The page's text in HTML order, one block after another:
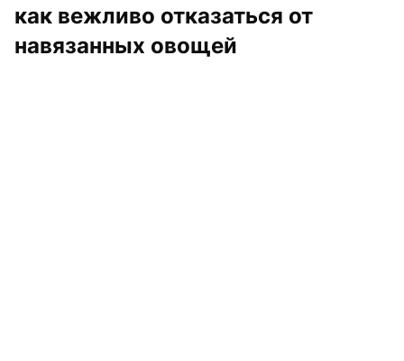
как вежливо отказаться от
навязанных овощей